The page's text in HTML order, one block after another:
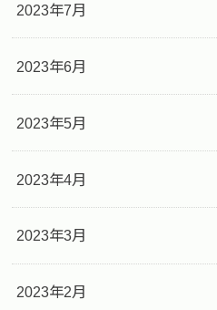
2023年7月
2023年6月
2023年5月
2023年4月
2023年3月
2023年2月